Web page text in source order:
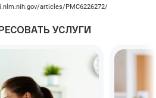
articles/PMC6226272/
УСЛУГИ